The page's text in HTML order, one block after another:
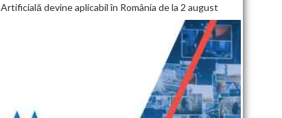
Artificială devine aplicabil în România de la 2 august